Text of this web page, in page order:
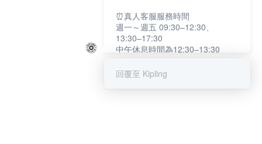
⏰真人客服服務時間
週一～週五 09:30–12:30、
13:30–17:30
中午休息時間為12:30–13:30
提醒您：系統會自動已讀訊息，如
回覆至 Kipling